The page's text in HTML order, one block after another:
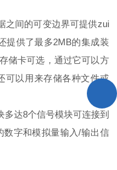
间的可变边界可提供zui
提供了最多2MB的集成装
储卡可选，通过它可以方
可以用来存储各种文件或
达8个信号模块可连接到
数字和模拟量输入/输出信